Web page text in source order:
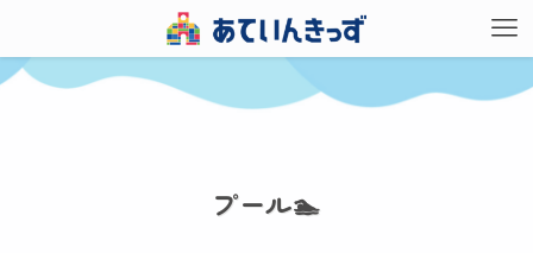
プール🏊